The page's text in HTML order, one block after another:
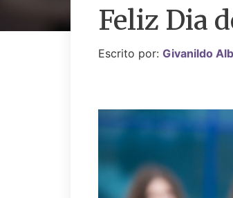
Feliz Dia
Escrito por: Givanildo